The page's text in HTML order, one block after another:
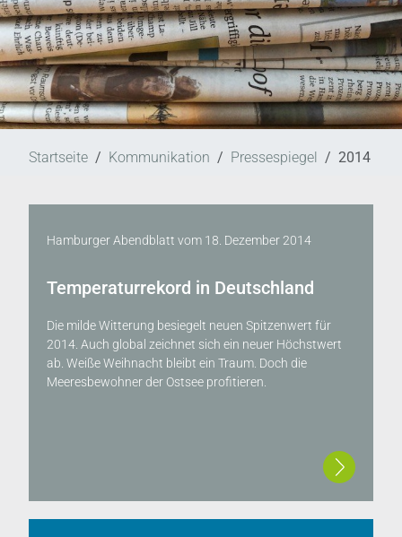
Startseite Kommunikation Pressespiegel 2014
Hamburger Abendblatt vom 18. Dezember 2014
Temperaturrekord in Deutschland
Die milde Witterung besiegelt neuen Spitzenwert für
2014. Auch global zeichnet sich ein neuer Höchstwert
ab. Weiße Weihnacht bleibt ein Traum. Doch die
Meeresbewohner der Ostsee profitieren.